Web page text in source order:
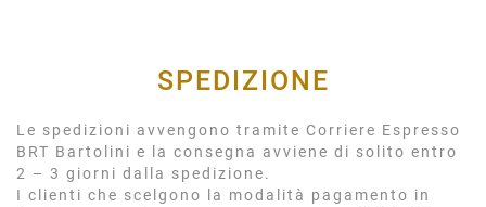
SPEDIZIONE
Le spedizioni avvengono tramite Corriere Espresso
BRT Bartolini e la consegna avviene di solito entro
2 – 3 giorni dalla spedizione.
I clienti che scelgono la modalità pagamento in